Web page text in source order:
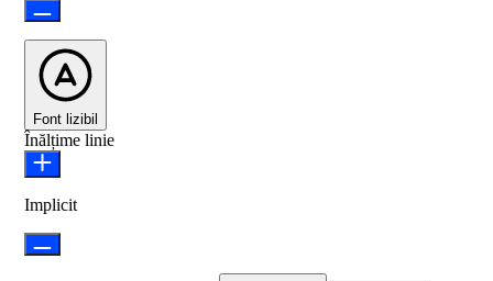
Font lizibil
Înălțime linie
Implicit